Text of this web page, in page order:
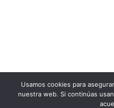
Usamos cookies para
nuestra web. Si continúas